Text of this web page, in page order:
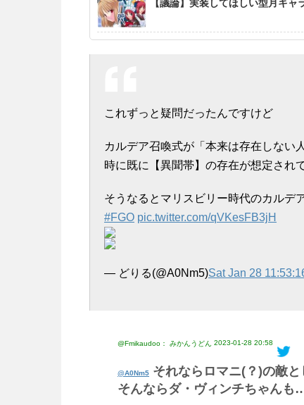
【議論】実装してほしい型月キ
これずっと疑問だったんですけど
カルデア召喚式が「本来は存在しない
時に既に【異聞帯】の存在が想定され
そうなるとマリスビリー時代のカル
#FGO pic.twitter.com/qVKesFB3jH
— どりる(@A0Nm5)Sat Jan 28
@Fmikaudoo： みかんうどん 2023-01-28 20:58
@A0Nm5 それならロマニ(？)の敵
そんならダ・ヴィンチちゃんも